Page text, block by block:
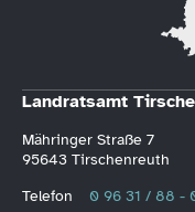
Landratsamt
Mähringer Straße 7
95643 Tirschenreuth
Telefon
0 96 31 / 88 -